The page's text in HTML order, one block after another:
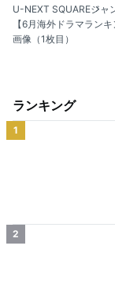
U-NEXT SQUAREジャ
画像（1枚目）
ランキング
1
2